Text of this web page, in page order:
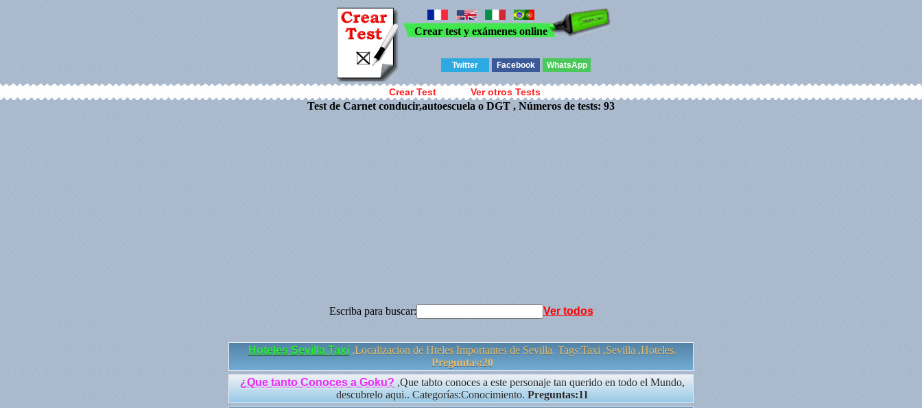
Crear test y exámenes online
Twitter Facebook WhatsApp
Crear Test Ver otros Tests
Test de Carnet conducir,autoescuela o DGT , Números de tests: 93
Escriba para buscar: Ver todos
Hoteles Sevilla Taxi ,Localizacion de Hteles Importantes de Sevilla. Tags:Taxi ,Sevilla ,Hoteles.
Preguntas:20
¿Que tanto Conoces a Goku? ,Que tabto conoces a este personaje tan querido en todo el Mundo,
descubrelo aqui.. Categorías:Conocimiento. Preguntas:11